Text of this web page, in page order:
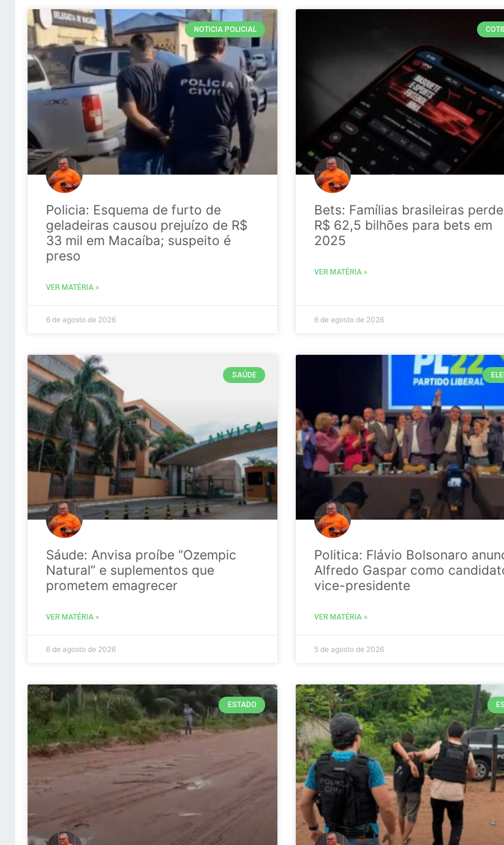
NOTICIA POLICIAL
Policia: Esquema de furto de
geladeiras causou prejuízo de R$
33 mil em Macaíba; suspeito é
preso
VER MATÉRIA »
6 de agosto de 2026
Bets: Famílias brasileiras
R$ 62,5 bilhões para bets em
2025
VER MATÉRIA »
6 de agosto de 2026
SAÚDE
Sáude: Anvisa proíbe “Ozempic
Natural” e suplementos que
prometem emagrecer
VER MATÉRIA »
6 de agosto de 2026
Politica: Flávio Bolsonaro
Alfredo Gaspar como
vice-presidente
VER MATÉRIA »
5 de agosto de 2026
ESTADO